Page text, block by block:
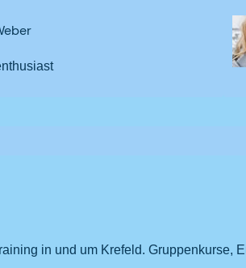
in und um Krefeld. Gruppenkurse,